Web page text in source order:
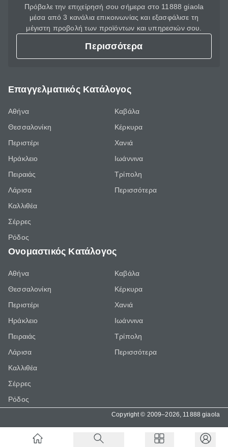
Πρόβαλε την επιχείρησή σου σήμερα στο 11888 giaola
μέσα από 3 κανάλια επικοινωνίας και εξασφάλισε τη
μέγιστη προβολή των προϊόντων και υπηρεσιών σου.
Περισσότερα
Επαγγελματικός Κατάλογος
Αθήνα
Θεσσαλονίκη
Περιστέρι
Ηράκλειο
Πειραιάς
Λάρισα
Καλλιθέα
Σέρρες
Ρόδος
Καβάλα
Κέρκυρα
Χανιά
Ιωάννινα
Τρίπολη
Περισσότερα
Ονομαστικός Κατάλογος
Αθήνα
Θεσσαλονίκη
Περιστέρι
Ηράκλειο
Πειραιάς
Λάρισα
Καλλιθέα
Σέρρες
Ρόδος
Καβάλα
Κέρκυρα
Χανιά
Ιωάννινα
Τρίπολη
Περισσότερα
Copyright © 2009–2026, 11888 giaola